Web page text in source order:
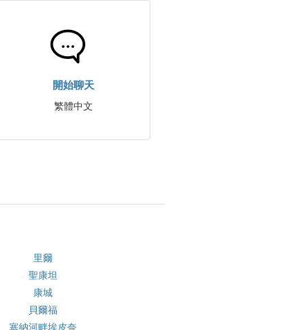
開始聊天
繁體中文
里爾
聖康坦
康城
貝爾福
塞納河畔埃皮奈